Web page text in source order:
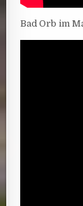
Bad Orb im